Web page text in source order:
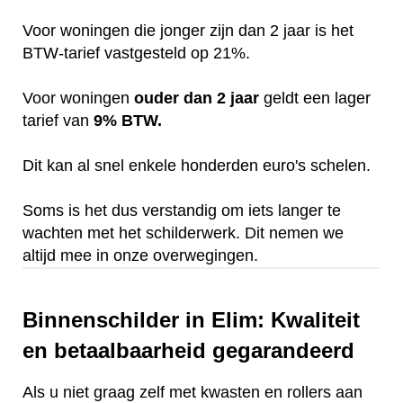
Voor woningen die jonger zijn dan 2 jaar is het
BTW-tarief vastgesteld op 21%.
Voor woningen ouder dan 2 jaar geldt een lager
tarief van 9% BTW.
Dit kan al snel enkele honderden euro's schelen.
Soms is het dus verstandig om iets langer te
wachten met het schilderwerk. Dit nemen we
altijd mee in onze overwegingen.
Binnenschilder in Elim: Kwaliteit
en betaalbaarheid gegarandeerd
Als u niet graag zelf met kwasten en rollers aan